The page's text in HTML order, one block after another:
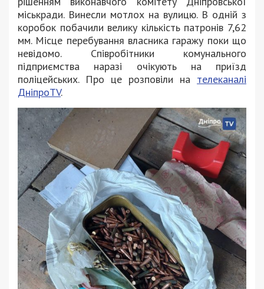
міськради. Винесли мотлох на вулицю. В одній з
коробок побачили велику кількість патронів 7,62
мм. Місце перебування власника гаражу поки що
невідомо. Співробітники комунального
підприємства наразі очікують на приїзд
поліцейських. Про це розповіли на телеканалі
ДніпроTV.